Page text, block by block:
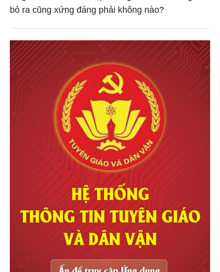
bỏ ra cũng xứng đáng phải không nào?